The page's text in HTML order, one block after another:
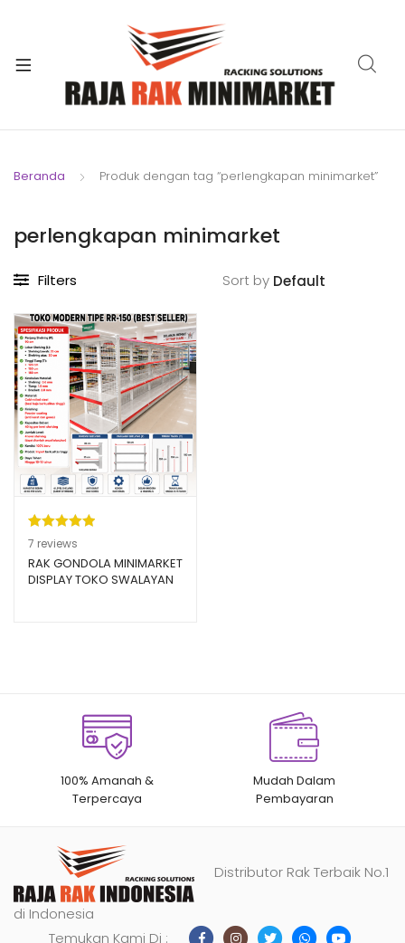
Beranda Produk dengan tag “perlengkapan minimarket”
perlengkapan minimarket
Filters Sort by
Peringkat
5.00 dari 5
berdasarka
7
7 reviews
RAK GONDOLA MINIMARKET
DISPLAY TOKO SWALAYAN
100% Amanah &
Terpercaya
Mudah Dalam
Pembayaran
Distributor Rak Terbaik No.1
di Indonesia
Temukan Kami Di :